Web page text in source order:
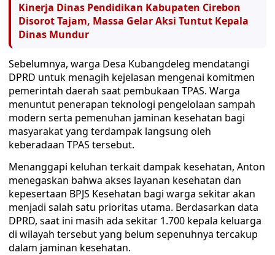
Kinerja Dinas Pendidikan Kabupaten Cirebon
Disorot Tajam, Massa Gelar Aksi Tuntut Kepala
Dinas Mundur
Sebelumnya, warga Desa Kubangdeleg mendatangi
DPRD untuk menagih kejelasan mengenai komitmen
pemerintah daerah saat pembukaan TPAS. Warga
menuntut penerapan teknologi pengelolaan sampah
modern serta pemenuhan jaminan kesehatan bagi
masyarakat yang terdampak langsung oleh
keberadaan TPAS tersebut.
Menanggapi keluhan terkait dampak kesehatan, Anton
menegaskan bahwa akses layanan kesehatan dan
kepesertaan BPJS Kesehatan bagi warga sekitar akan
menjadi salah satu prioritas utama. Berdasarkan data
DPRD, saat ini masih ada sekitar 1.700 kepala keluarga
di wilayah tersebut yang belum sepenuhnya tercakup
dalam jaminan kesehatan.